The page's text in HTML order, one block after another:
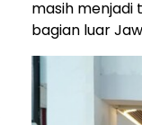
masih menjadi
bagian luar